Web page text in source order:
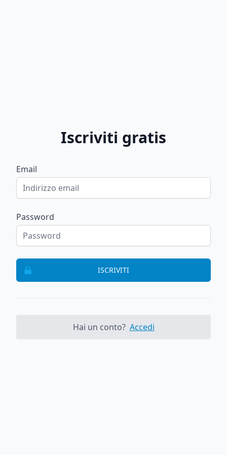
Iscriviti gratis
Email
Password
ISCRIVITI
Hai un conto? Accedi